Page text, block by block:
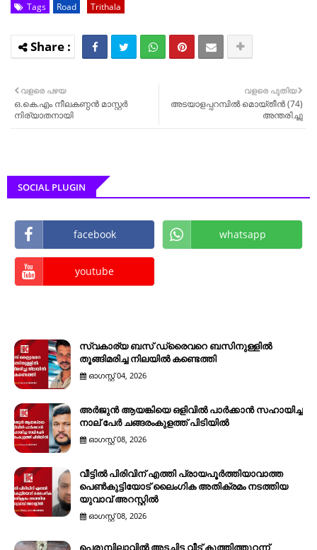
Tags Road Trithala
വളരെ പുതിയ
അടയാളപ്പറമ്പിൽ മൊയ്തീൻ (74)
അന്തരിച്ചു
വളരെ പഴയ
ഒ.കെ.എം നീലകണ്ഠൻ മാസ്റ്റർ
നിര്യാതനായി
SOCIAL PLUGIN
facebook whatsapp
youtube
സ്വകാര്യ ബസ് ഡ്രൈവറെ ബസിനുള്ളിൽ
തൂങ്ങിമരിച്ച നിലയിൽ കണ്ടെത്തി
ഓഗസ്റ്റ് 04, 2026
അർജുൻ ആയങ്കിയെ ഒളിവിൽ പാർക്കാൻ സഹായിച്ച
നാല് പേര്‍ ചങ്ങരംകുളത്ത് പിടിയില്‍
ഓഗസ്റ്റ് 08, 2026
വീട്ടിൽ പിരിവിന് എത്തി പ്രായപൂർത്തിയാവാത്ത
പെൺകുട്ടിയോട് ലൈംഗിക അതിക്രമം നടത്തിയ
യുവാവ് അറസ്റ്റിൽ
ഓഗസ്റ്റ് 08, 2026
പെരുമ്പിലാവിൽ അടച്ചിട്ട വീട് കുത്തിത്തുറന്ന്